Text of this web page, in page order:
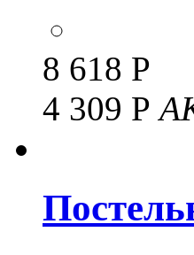
8 618 Р
4 309 Р